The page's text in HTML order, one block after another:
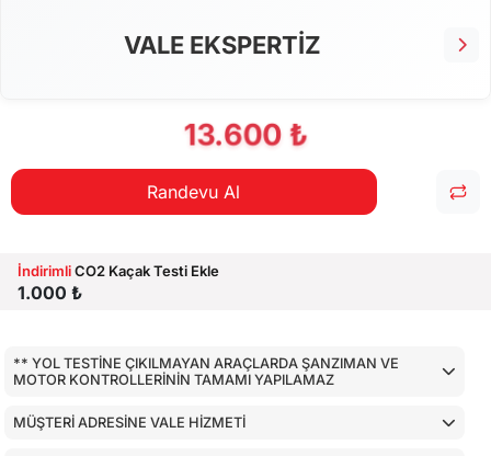
VALE EKSPERTİZ
13.600 ₺
Randevu Al
İndirimliCO2 Kaçak Testi Ekle
1.000 ₺
** YOL TESTİNE ÇIKILMAYAN ARAÇLARDA ŞANZIMAN VE
MOTOR KONTROLLERİNİN TAMAMI YAPILAMAZ
MÜŞTERİ ADRESİNE VALE HİZMETİ